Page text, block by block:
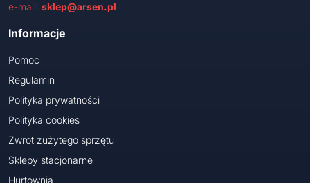
e-mail: sklep@arsen.pl
Informacje
Pomoc
Regulamin
Polityka prywatności
Polityka cookies
Zwrot zużytego sprzętu
Sklepy stacjonarne
Hurtownia